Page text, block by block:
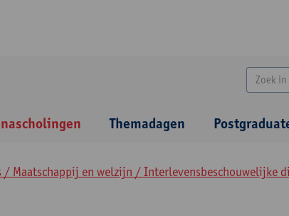
Themadagen
/ Maatschappij en welzijn / Interlevensbeschouwelijke